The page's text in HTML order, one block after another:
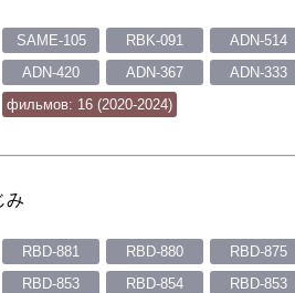
SAME-105 RBK-091 ADN-514
ADN-420 ADN-367 ADN-333
фильмов: 16 (2020-2024)
み
RBD-881 RBD-880 RBD-875
RBD-853 RBD-854 RBD-853